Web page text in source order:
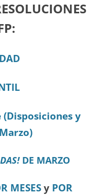
y
DE MARZO
MESES y POR